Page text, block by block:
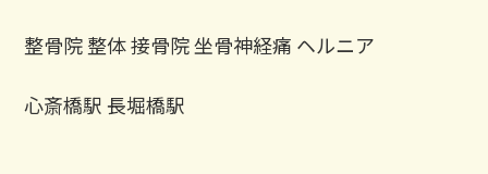
整骨院 整体 接骨院 坐骨神経痛 ヘルニア
心斎橋駅 長堀橋駅